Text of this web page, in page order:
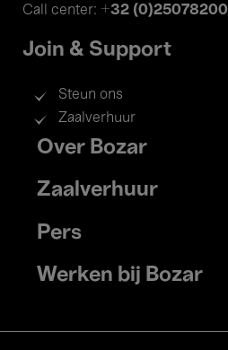
Call center: +32 (0)25078200
Join & Support
Steun ons
Zaalverhuur
Footer
menu
Over Bozar
Zaalverhuur
Pers
Werken bij Bozar